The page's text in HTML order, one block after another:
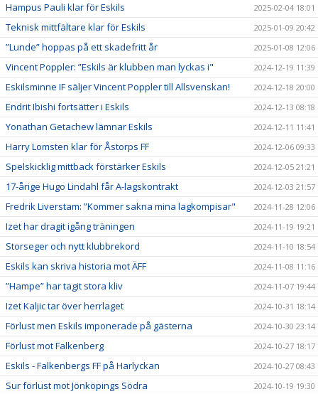
Hampus Pauli klar för Eskils 2025-02-04 18:01
Teknisk mittfältare klar för Eskils 2025-01-09 20:42
”Lunde” hoppas på ett skadefritt år 2025-01-08 12:06
Vincent Poppler: ”Eskils är klubben man lyckas i" 2024-12-19 11:39
Eskilsminne IF säljer Vincent Poppler till Allsvenskan! 2024-12-18 20:00
Endrit Ibishi fortsätter i Eskils 2024-12-13 08:18
Yonathan Getachew lämnar Eskils 2024-12-11 11:41
Harry Lomsten klar för Åstorps FF 2024-12-06 09:33
Spelskicklig mittback förstärker Eskils 2024-12-05 21:21
17-årige Hugo Lindahl får A-lagskontrakt 2024-12-03 21:57
Fredrik Liverstam: ”Kommer sakna mina lagkompisar" 2024-11-28 12:06
Izet har dragit igång träningen 2024-11-19 19:21
Storseger och nytt klubbrekord 2024-11-10 18:54
Eskils kan skriva historia mot ÄFF 2024-11-08 11:16
”Hampe” har tagit stora kliv 2024-11-07 19:44
Izet Kaljic tar över herrlaget 2024-10-31 18:14
Förlust men Eskils imponerade på gästerna 2024-10-30 23:14
Förlust mot Falkenberg 2024-10-27 18:17
Eskils - Falkenbergs FF på Harlyckan 2024-10-27 08:43
Sur förlust mot Jönköpings Södra 2024-10-19 19:30